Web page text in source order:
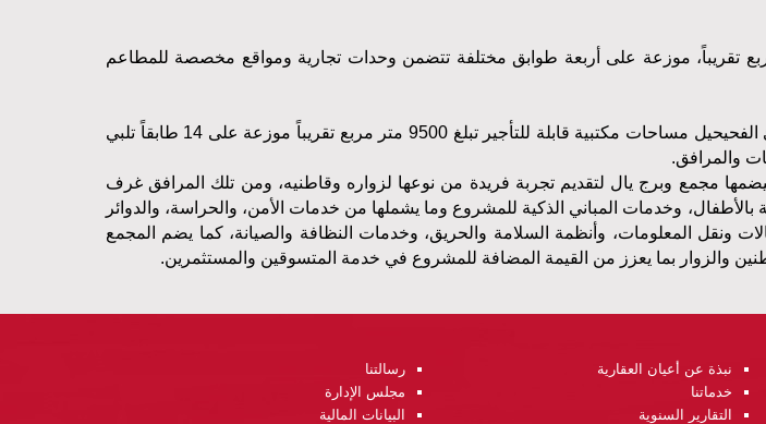
تقريباً، موزعة على أربعة طوابق مختلفة تتضمن وحدات تجارية ومواقع مخصصة للمطاعم
مساحات مكتبية قابلة للتأجير تبلغ9500 متر مربع تقريباً موزعة على 14 طابقاً تلبي
والمرافق.
مجمع وبرج يال لتقديم تجربة فريدة من نوعها لزواره وقاطنيه، ومن تلك المرافق غرف
بالأطفال، وخدمات المباني الذكية للمشروع وما يشملها من خدمات الأمن، والحراسة، والدوائر
ونقل المعلومات، وأنظمة السلامة والحريق، وخدمات النظافة والصيانة، كما يضم
المجمع
والزوار بما يعزز من القيمة المضافة للمشروع في خدمة المتسوقين والمستثمرين.
نبذة عن أعيان العقارية
رسالتنا
خدماتنا
مجلس الإدارة
التقارير السنوية
البيانات المالية